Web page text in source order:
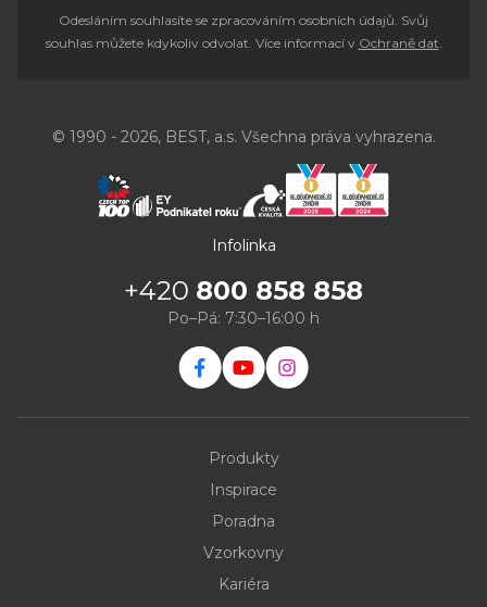
Odesláním souhlasíte se zpracováním osobních údajů. Svůj
souhlas můžete kdykoliv odvolat. Více informací v Ochraně dat.
© 1990 - 2026, BEST, a.s. Všechna práva vyhrazena.
Infolinka
+420 800 858 858
Po–Pá: 7:30–16:00 h
Produkty
Inspirace
Poradna
Vzorkovny
Kariéra